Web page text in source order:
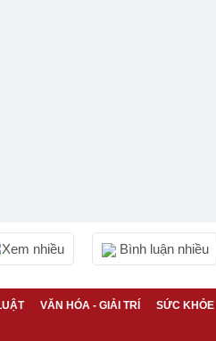
Xem nhiều Bình luận nhiều
VĂN HÓA - GIẢI TRÍ SỨC KHỎE